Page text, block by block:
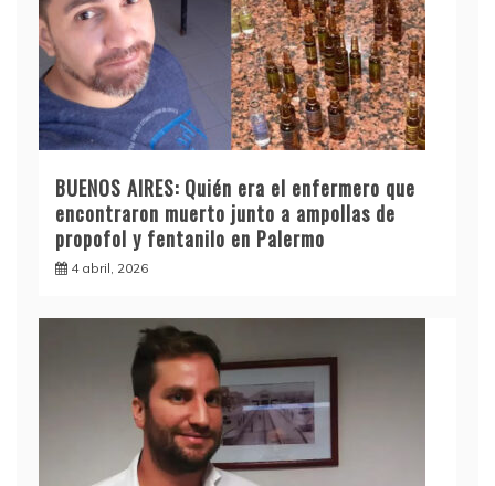
BUENOS AIRES: Quién era el enfermero que
encontraron muerto junto a ampollas de
propofol y fentanilo en Palermo
4 abril, 2026